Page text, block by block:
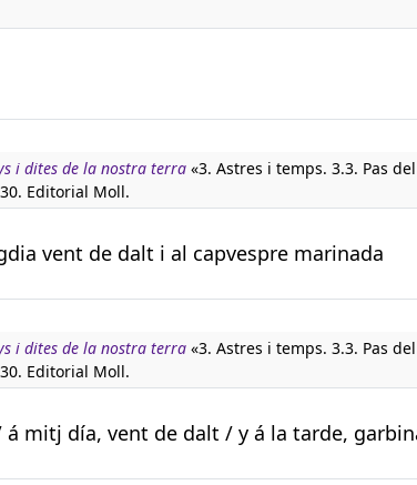
i dites de la nostra terra «3. Astres i temps. 3.3. Pas
Editorial Moll.
vent de dalt i al capvespre marinada
i dites de la nostra terra «3. Astres i temps. 3.3. Pas
Editorial Moll.
mitj día, vent de dalt / y á la tarde,